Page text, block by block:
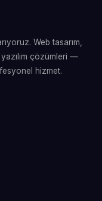
Web tasarım,
çözümleri —
hizmet.